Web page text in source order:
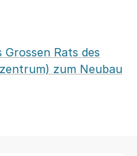
Rats des
zum Neubau